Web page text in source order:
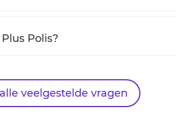
Polis?
veelgestelde vragen